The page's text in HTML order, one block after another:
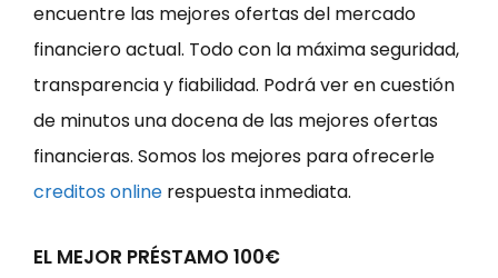
encuentre las mejores ofertas del mercado
financiero actual. Todo con la máxima seguridad,
transparencia y fiabilidad. Podrá ver en cuestión
de minutos una docena de las mejores ofertas
financieras. Somos los mejores para ofrecerle
creditos online respuesta inmediata.
EL MEJOR PRÉSTAMO 100€